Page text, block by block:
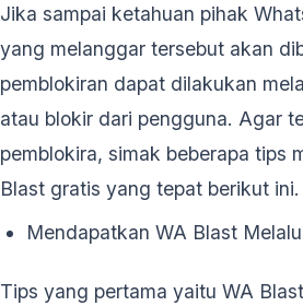
Jika sampai ketahuan pihak
yang melanggar tersebut akan
pemblokiran dapat dilakukan
atau blokir dari pengguna. Agar
pemblokira, simak beberapa tips
Blast gratis yang tepat berikut ini.
Mendapatkan WA Blast
Tips yang pertama yaitu WA